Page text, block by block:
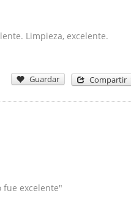
Limpieza, excelente.
Guardar Compartir
fue excelente"